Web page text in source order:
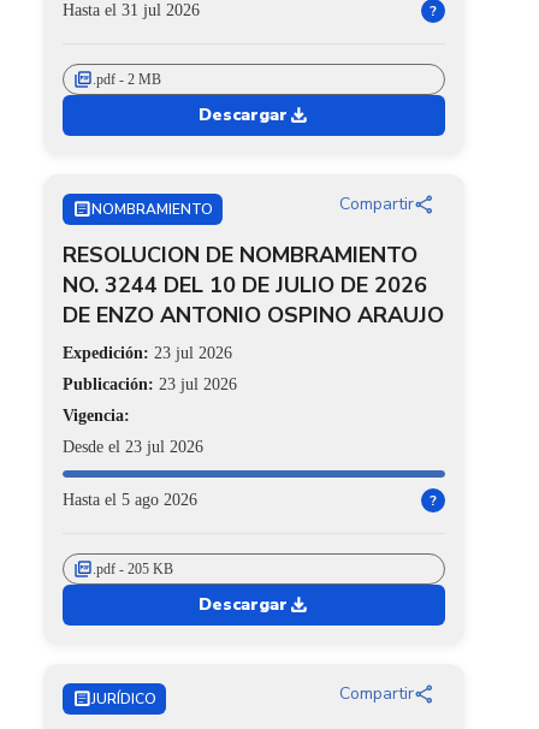
Hasta el 31 jul 2026 ?
picture_as_pdf.pdf - 2 MB
Descargar download
ARTICLENOMBRAMIENTO Compartirshare
RESOLUCION DE NOMBRAMIENTO
NO. 3244 DEL 10 DE JULIO DE 2026
DE ENZO ANTONIO OSPINO ARAUJO
Expedición: 23 jul 2026
Publicación: 23 jul 2026
Vigencia:
Desde el 23 jul 2026
Hasta el 5 ago 2026 ?
picture_as_pdf.pdf - 205 KB
Descargar download
ARTICLEJURÍDICO Compartirshare